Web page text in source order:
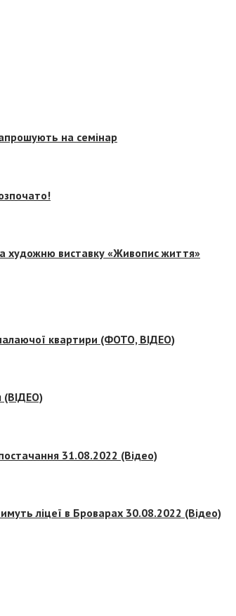
на семінар
художню виставку «Живопис життя»
квартири (ФОТО, ВІДЕО)
(ВІДЕО)
31.08.2022 (Відео)
ліцеї в Броварах 30.08.2022 (Відео)